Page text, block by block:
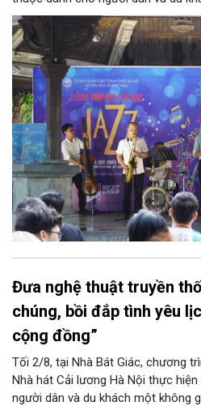
điệu jazz kinh điển của thế giới lần
diễn của NSƯT Quyền Văn Minh
Club, mở ra một không gian âm
trung tâm Thủ đô.
Đưa nghệ thuật truyền
chúng, bồi đắp tình yêu
cộng đồng”
Tối 2/8, tại Nhà Bát Giác, chương
Nhà hát Cải lương Hà Nội thực
người dân và du khách một không